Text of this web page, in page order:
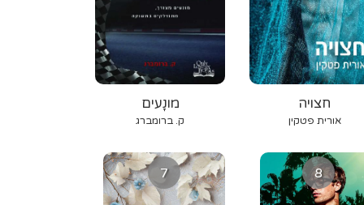
מונָעים
ק. ברומברג
חצויה
אורית פטקין
7 8